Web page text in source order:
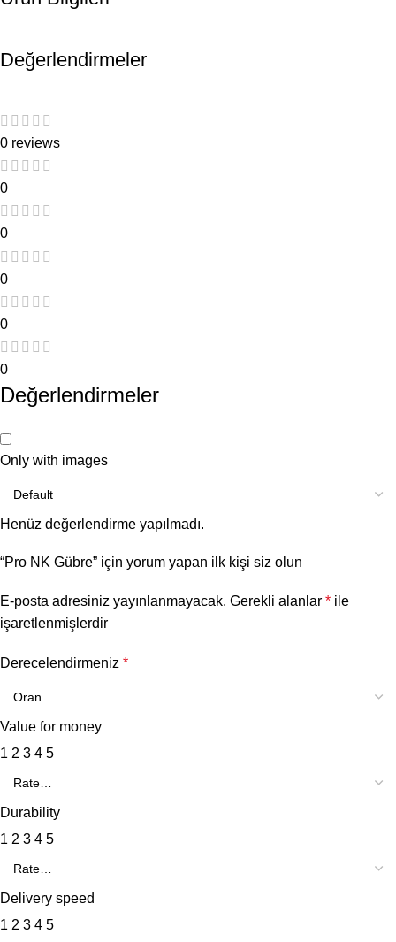
Değerlendirmeler
0 reviews
0
0
0
0
0
Değerlendirmeler
Only with images
Henüz değerlendirme yapılmadı.
“Pro NK Gübre” için yorum yapan ilk kişi siz olun
E-posta adresiniz yayınlanmayacak. Gerekli alanlar * ile
işaretlenmişlerdir
Derecelendirmeniz *
Value for money
1 2 3 4 5
Durability
1 2 3 4 5
Delivery speed
1 2 3 4 5